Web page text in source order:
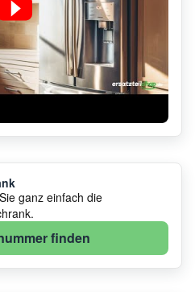
ganz einfach die
finden